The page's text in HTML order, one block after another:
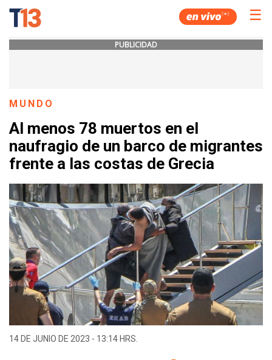
☰
PUBLICIDAD
MUNDO
Al menos 78 muertos en el
naufragio de un barco de migrantes
frente a las costas de Grecia
14 DE JUNIO DE 2023 - 13:14 HRS.